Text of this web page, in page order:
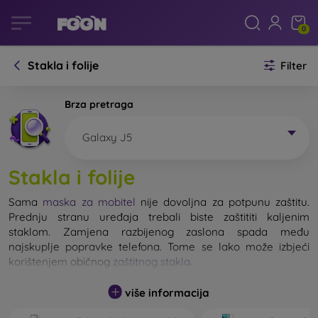
0
Stakla i folije Filter
Brza pretraga
Galaxy J5
Stakla i folije
Sama maska za mobitel nije dovoljna za potpunu zaštitu.
Prednju stranu uređaja trebali biste zaštititi kaljenim
staklom. Zamjena razbijenog zaslona spada među
najskuplje popravke telefona. Tome se lako može izbjeći
korištenjem običnog zaštitnog stakla
Nerazbijivo staklo za mobitel ne postoji, ali u većini slučajeva
više informacija